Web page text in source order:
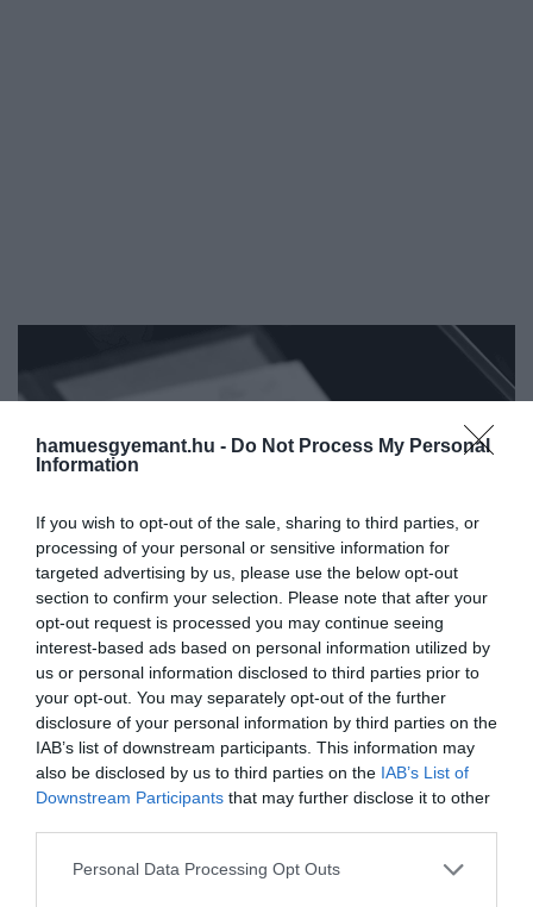
hamuesgyemant.hu - Do Not Process My Personal
Information
If you wish to opt-out of the sale, sharing to third parties, or
processing of your personal or sensitive information for
targeted advertising by us, please use the below opt-out
section to confirm your selection. Please note that after your
opt-out request is processed you may continue seeing
interest-based ads based on personal information utilized by
us or personal information disclosed to third parties prior to
your opt-out. You may separately opt-out of the further
disclosure of your personal information by third parties on the
IAB’s list of downstream participants. This information may
also be disclosed by us to third parties on the IAB’s List of
Downstream Participants that may further disclose it to other
Please note that this website/app uses one or more Google
Personal Data Processing Opt Outs
mint a Szomorú vasárnap. Seress Rezső és
2026. JÚLIUS 19. ● TÓTH EMMA
A magyar dal, amit világszerte